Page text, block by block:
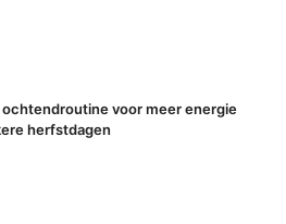
ochtendroutine voor meer energie
herfstdagen